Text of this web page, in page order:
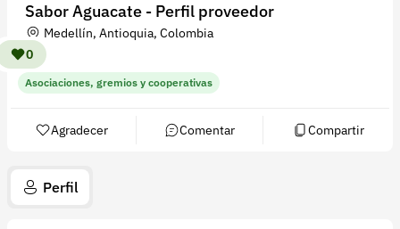
0
Sabor Aguacate - Perfil proveedor
Medellín, Antioquia, Colombia
Asociaciones, gremios y cooperativas
Agradecer Comentar Compartir
Perfil
Ayuda
Información legal
Términos y condiciones
Política de devoluciones
Cuenta